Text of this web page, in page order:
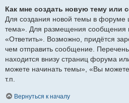
Как мне создать новую тему или
Для создания новой темы в форуме
тема». Для размещения сообщения
«Ответить». Возможно, придётся
чем отправить сообщение.
находится внизу страниц форума
можете начинать темы», «Вы
т.п.
Вернуться к началу